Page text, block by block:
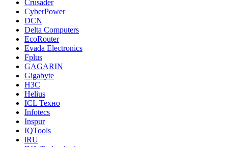
Crusader
CyberPower
DCN
Delta Computers
EcoRouter
Evada Electronics
Fplus
GAGARIN
Gigabyte
H3C
Helius
ICL Техно
Infotecs
Inspur
IQTools
iRU